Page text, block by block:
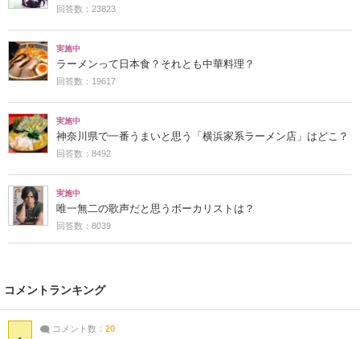
回答数：23823
実施中
ラーメンって日本食？それとも中華料理？
回答数：19617
実施中
神奈川県で一番うまいと思う「横浜家系ラーメン店」はどこ？
回答数：8492
実施中
唯一無二の歌声だと思うボーカリストは？
回答数：8039
コメントランキング
コメント数： 20